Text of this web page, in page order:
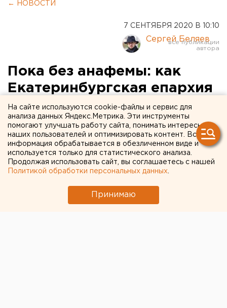
← НОВОСТИ
7 СЕНТЯБРЯ 2020 В 10:10
Сергей Беляев
Пока без анафемы: как
Екатеринбургская епархия
будет отлучать
скандального схимонаха
Сергия
На сайте используются cookie-файлы и сервис для
анализа данных Яндекс.Метрика. Эти инструменты
помогают улучшать работу сайта, понимать интересы
наших пользователей и оптимизировать контент. Вся
информация обрабатывается в обезличенном виде и
используется только для статистического анализа.
Продолжая использовать сайт, вы соглашаетесь с нашей
Политикой обработки персональных данных
Принимаю